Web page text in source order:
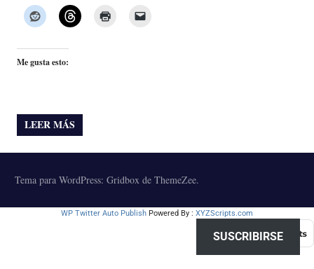
Me gusta esto:
LEER MÁS
Tema para WordPress: Gridbox de ThemeZee.
WP Twitter Auto Publish Powered By : XYZScripts.com
SUSCRIBIRSE